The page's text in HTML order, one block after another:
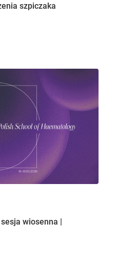
szpiczaka
wiosenna |